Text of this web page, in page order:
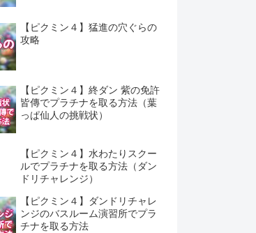
【ピクミン４】猛進の穴ぐらの
攻略
【ピクミン４】終ダン 紫の免許
皆傳でプラチナを取る方法（葉
っぱ仙人の挑戦状）
【ピクミン４】水わたりスクー
ルでプラチナを取る方法（ダン
ドリチャレンジ）
【ピクミン４】ダンドリチャレ
ンジのバスルーム演習所でプラ
チナを取る方法